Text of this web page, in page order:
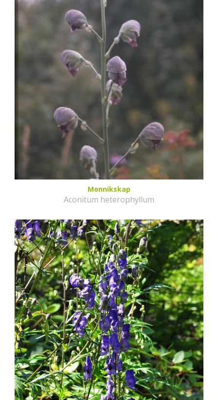
Monnikskap
Aconitum heterophyllum